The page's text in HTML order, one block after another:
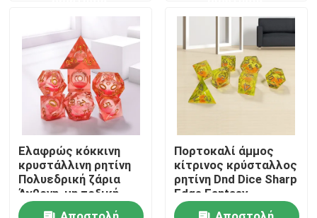
Ποιοτικός έλεγχος
επαφή
Νέα
Ζητήστε ένα απόσπασμα
RPG χωρίζει σε τετράγωνα το σύνολο
Ελαφρώς κόκκινη
κρυστάλλινη ρητίνη
Πολυεδρική ζάρια
Άχθονη, μη τοξική
Πορτοκαλί άμμος
κίτρινος κρύσταλλος
ρητίνη Dnd Dice Sharp
Edge Fantasy